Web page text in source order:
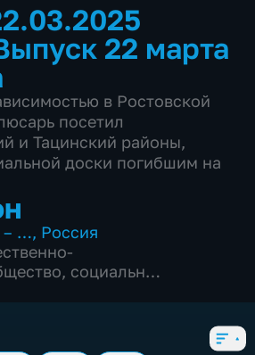
22 марта
в Ростовской
посетил
и Тацинский районы,
доски погибшим на
– …, Россия
, социально-